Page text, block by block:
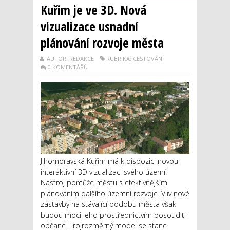
Kuřim je ve 3D. Nová
vizualizace usnadní
plánování rozvoje města
AUTOR: REDAKCE
RUBRIKA: CESTOVÁNÍ
0 KOMENTÁŘŮ
Jihomoravská Kuřim má k dispozici novou
interaktivní 3D vizualizaci svého území.
Nástroj pomůže městu s efektivnějším
plánováním dalšího územní rozvoje. Vliv nové
zástavby na stávající podobu města však
budou moci jeho prostřednictvím posoudit i
občané. Trojrozměrný model se stane